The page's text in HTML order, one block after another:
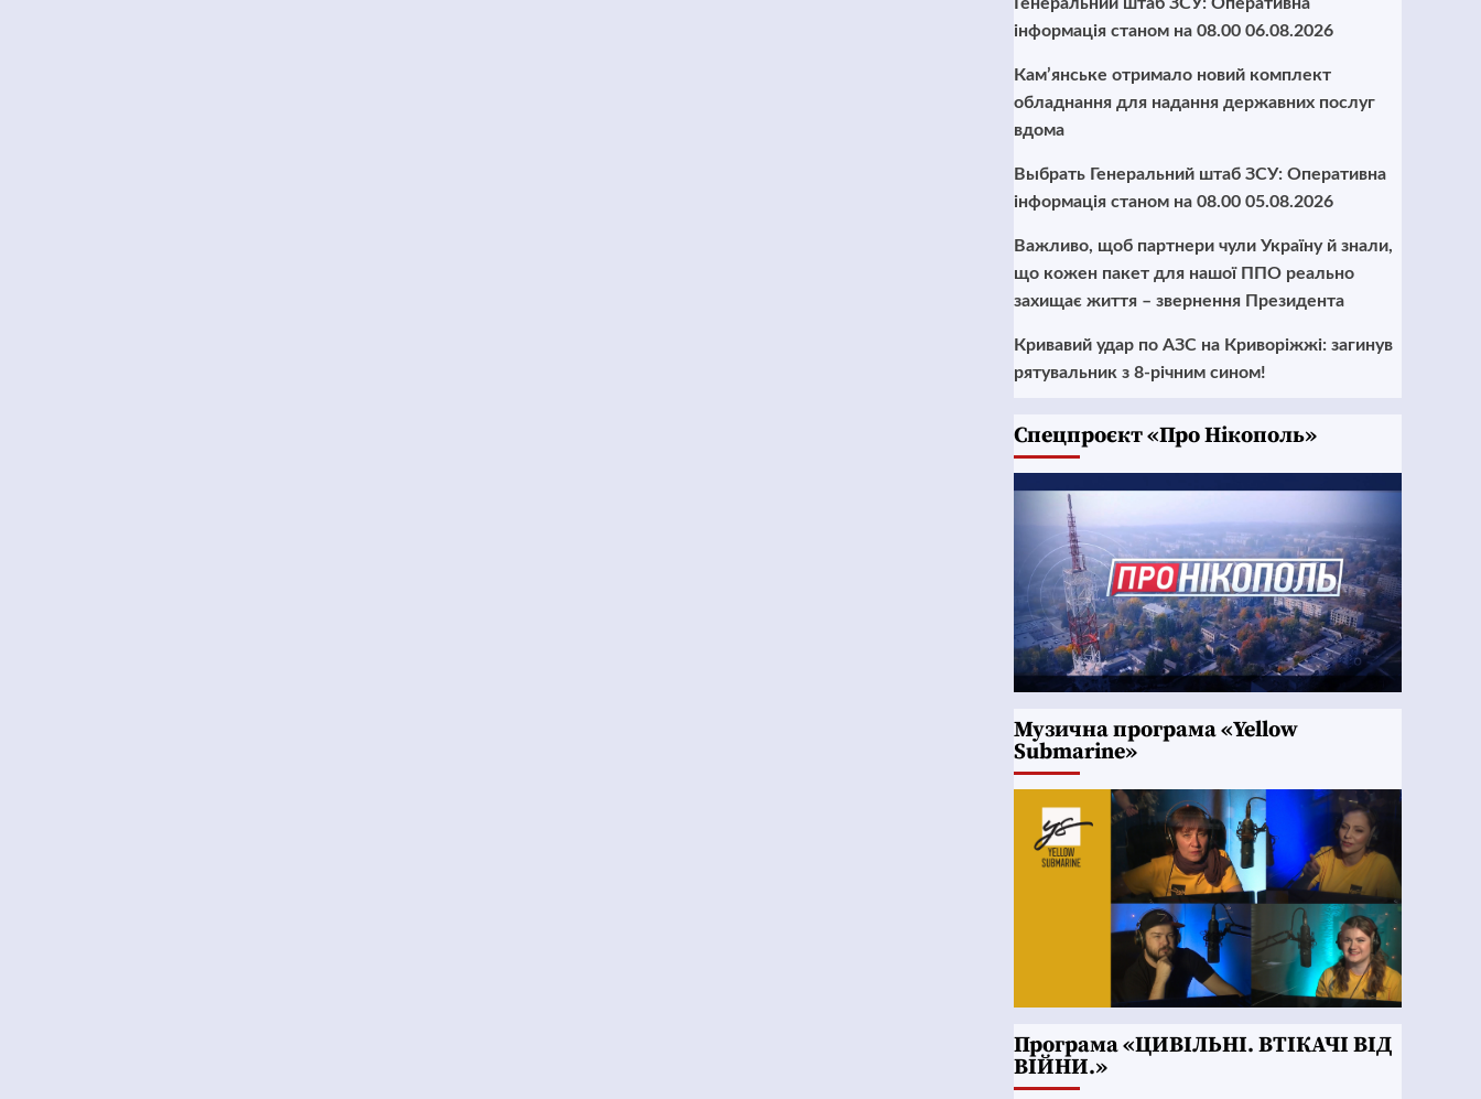
Генеральний штаб ЗСУ: Оперативна
інформація станом на 08.00 06.08.2026
Кам’янське отримало новий комплект
обладнання для надання державних послуг
вдома
Выбрать Генеральний штаб ЗСУ: Оперативна
інформація станом на 08.00 05.08.2026
Важливо, щоб партнери чули Україну й знали,
що кожен пакет для нашої ППО реально
захищає життя – звернення Президента
Кривавий удар по АЗС на Криворіжжі: загинув
рятувальник з 8-річним сином!
Cпецпроєкт «Про Нікополь»
Музична програма «Yellow
Submarine»
Програма «ЦИВІЛЬНІ. ВТІКАЧІ ВІД
ВІЙНИ.»